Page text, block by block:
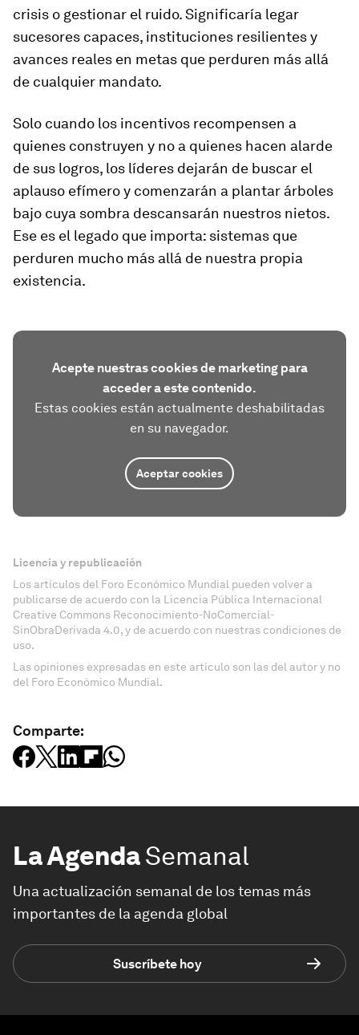
crisis o gestionar el ruido. Significaría legar
sucesores capaces, instituciones resilientes y
avances reales en metas que perduren más allá
de cualquier mandato.
Solo cuando los incentivos recompensen a
quienes construyen y no a quienes hacen alarde
de sus logros, los líderes dejarán de buscar el
aplauso efímero y comenzarán a plantar árboles
bajo cuya sombra descansarán nuestros nietos.
Ese es el legado que importa: sistemas que
perduren mucho más allá de nuestra propia
existencia.
Acepte nuestras cookies de marketing para
acceder a este contenido.
Estas cookies están actualmente deshabilitadas
en su navegador.
Aceptar cookies
Licencia y republicación
Los artículos del Foro Económico Mundial pueden volver a
publicarse de acuerdo con la Licencia Pública Internacional
Creative Commons Reconocimiento-NoComercial-
SinObraDerivada 4.0, y de acuerdo con nuestras condiciones de
uso.
Las opiniones expresadas en este artículo son las del autor y no
del Foro Económico Mundial.
Comparte:
La AgendaSemanal
Una actualización semanal de los temas más
importantes de la agenda global
Suscríbete hoy